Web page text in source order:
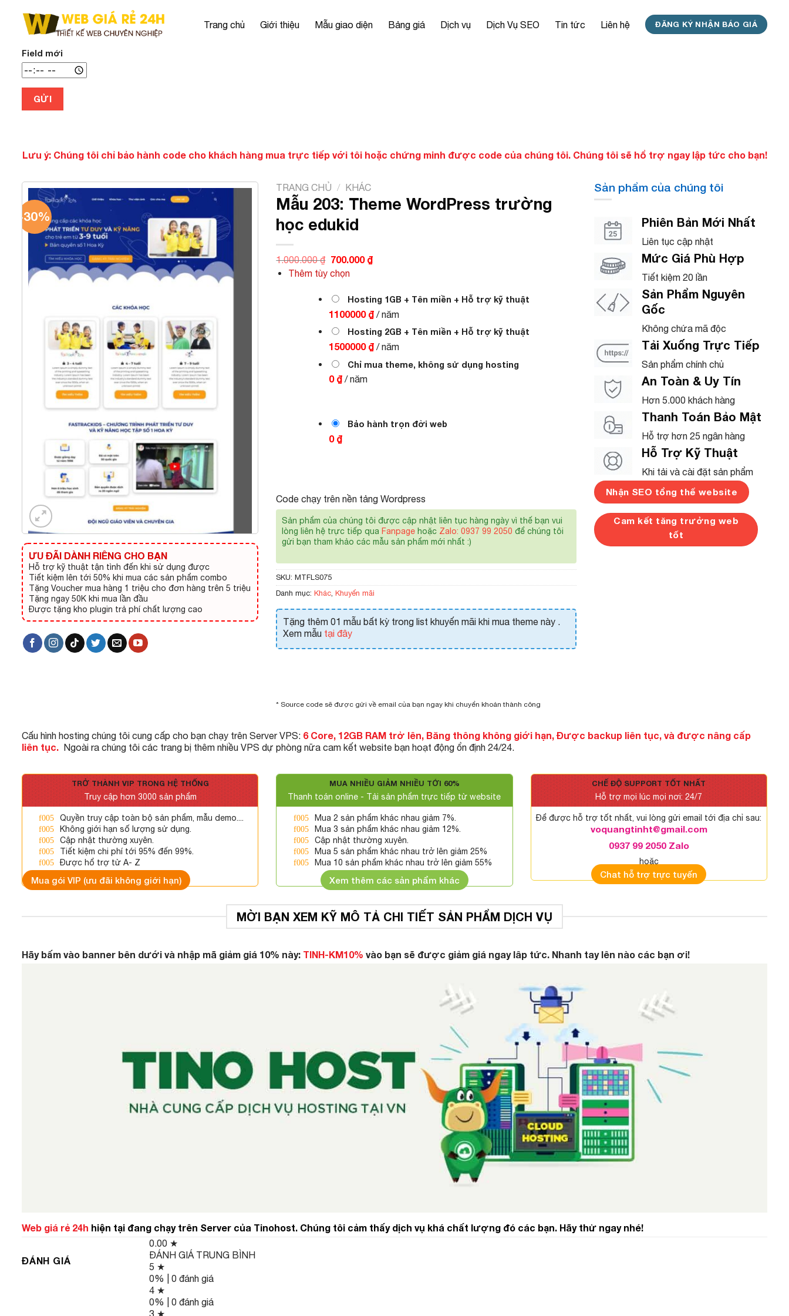
Trang chủ Giới thiệu Mẫu giao diện Bảng giá Dịch vụ Dịch Vụ SEO Tin tức Liên hệ ĐĂNG KÝ NHẬN BÁO GIÁ
Field mới
GỬI
Lưu ý: Chúng tôi chỉ bảo hành code cho khách hàng mua trực tiếp với tôi hoặc chứng minh được code của chúng tôi. Chúng tôi sẽ hổ trợ ngay lập tức cho bạn!
-30%
ƯU ĐÃI DÀNH RIÊNG CHO BẠN
Hỗ trợ kỹ thuật tận tình đến khi sử dụng được
Tiết kiệm lên tới 50% khi mua các sản phẩm combo
Tặng Voucher mua hàng 1 triệu cho đơn hàng trên 5 triệu
Tặng ngay 50K khi mua lần đầu
Được tặng kho plugin trả phí chất lượng cao
TRANG CHỦ / KHÁC
Mẫu 203: Theme WordPress trường
học edukid
1.000.000₫ Giá
gốc
là:
700.000 ₫Giá
700.000 ₫.
Thêm tùy chọn
Hosting 1GB + Tên miền + Hỗ trợ kỹ thuật
1100000 ₫ / năm
Hosting 2GB + Tên miền + Hỗ trợ kỹ thuật
1500000 ₫ / năm
Chỉ mua theme, không sử dụng hosting
0 ₫ / năm
Bảo hành trọn đời web
0 ₫
Code chạy trên nền tảng Wordpress
Sản phẩm của chúng tôi được cập nhật liên tục hàng ngày vì thế bạn vui
lòng liên hệ trực tiếp qua Fanpage hoặc Zalo: 0937 99 2050 để chúng tôi
gửi bạn tham khảo các mẫu sản phẩm mới nhất :)
SKU:MTFLS075
Danh mục:Khác ,Khuyến mãi
Tặng thêm 01 mẫu bất kỳ trong list khuyến mãi khi mua theme này .
Xem mẫu tại đây
* Source code sẽ được gửi về email của bạn ngay khi chuyển khoản thành công
Sản phẩm của chúng tôi
Phiên Bản Mới Nhất
Liên tục cập nhật
Mức Giá Phù Hợp
Tiết kiệm 20 lần
Sản Phẩm Nguyên
Gốc
Không chứa mã độc
Tải Xuống Trực Tiếp
Sản phẩm chính chủ
An Toàn & Uy Tín
Hơn 5.000 khách hàng
Thanh Toán Bảo Mật
Hỗ trợ hơn 25 ngân hàng
Hỗ Trợ Kỹ Thuật
Khi tải và cài đặt sản phẩm
Nhận SEO tổng thể website
Cam kết tăng trưởng web
tốt
Cấu hình hosting chúng tôi cung cấp cho bạn chạy trên Server VPS: 6 Core, 12GB RAM trở lên, Băng thông không giới hạn, Được backup liên tục, và được nâng cấp
liên tục.
Ngoài ra chúng tôi các trang bị thêm nhiều VPS dự phòng nữa cam kết website bạn hoạt động ổn định 24/24.
TRỞ THÀNH VIP TRONG HỆ THỐNG
Truy cập hơn 3000 sản phẩm
Quyền truy cập toàn bộ sản phẩm, mẫu demo....
Không giới hạn số lượng sử dụng.
Cập nhật thường xuyên.
Tiết kiệm chi phí tới 95% đến 99%.
Được hổ trợ từ A- Z
Mua gói VIP (ưu đãi không giới hạn)
MUA NHIỀU GIẢM NHIỀU TỚI 60%
Thanh toán online - Tải sản phẩm trực tiếp từ website
Mua 2 sản phẩm khác nhau giảm 7%.
Mua 3 sản phẩm khác nhau giảm 12%.
Cập nhật thường xuyên.
Mua 5 sản phẩm khác nhau trở lên giảm 25%
Mua 10 sản phẩm khác nhau trở lên giảm 55%
Xem thêm các sản phẩm khác
CHẾ ĐỘ SUPPORT TỐT NHẤT
Hỗ trợ mọi lúc mọi nơi: 24/7
Để được hỗ trợ tốt nhất, vui lòng gửi email tới địa chỉ sau:
voquangtinht@gmail.com
0937 99 2050 Zalo
hoặc
Chat hỗ trợ trực tuyến
MỜI BẠN XEM KỸ MÔ TẢ CHI TIẾT SẢN PHẨM DỊCH VỤ
Hãy bấm vào banner bên dưới và nhập mã giảm giá 10% này: TINH-KM10% vào bạn sẽ được giảm giá ngay lâp tức. Nhanh tay lên nào các bạn ơi!
Web giá rẻ 24h hiện tại đang chạy trên Server của Tinohost. Chúng tôi cảm thấy dịch vụ khá chất lượng đó các bạn. Hãy thử ngay nhé!
ĐÁNH GIÁ
0.00 ★
ĐÁNH GIÁ TRUNG BÌNH
5 ★
0% | 0 đánh giá
4 ★
0% | 0 đánh giá
3 ★